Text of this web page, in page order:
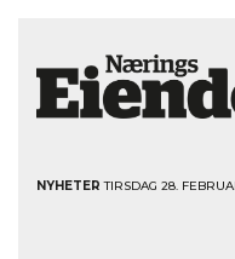
NYHETER TIRSDAG 28.